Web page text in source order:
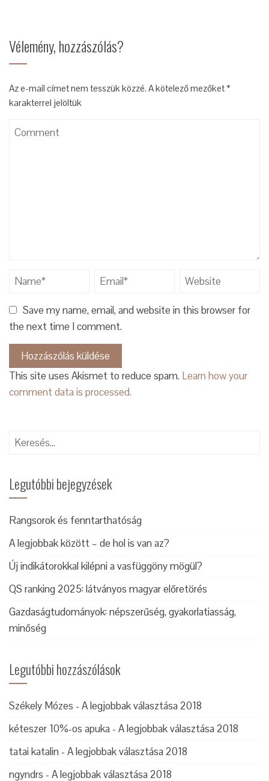
Vélemény, hozzászólás?
Az e-mail címet nem tesszük közzé. A kötelező mezőket*
karakterrel jelöltük
Save my name, email, and website in this browser for
the next time I comment.
This site uses Akismet to reduce spam. Learn how your
comment data is processed.
Keresés:
Legutóbbi bejegyzések
Rangsorok és fenntarthatóság
A legjobbak között – de hol is van az?
Új indikátorokkal kilépni a vasfüggöny mögül?
QS ranking 2025: látványos magyar előretörés
Gazdaságtudományok: népszerűség, gyakorlatiasság,
minőség
Legutóbbi hozzászólások
Székely Mózes - A legjobbak választása 2018
kéteszer 10%-os apuka - A legjobbak választása 2018
tatai katalin - A legjobbak választása 2018
ngyndrs - A legjobbak választása 2018